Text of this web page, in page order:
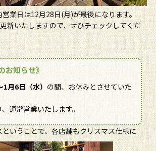
業日は12月28日(月)が最後になります。
新いたしますので、ぜひチェックしてくだ
お知らせ》
月6日（水） の間、お休みとさせていた
、通常営業いたします。
いうことで、各店舗もクリスマス仕様に